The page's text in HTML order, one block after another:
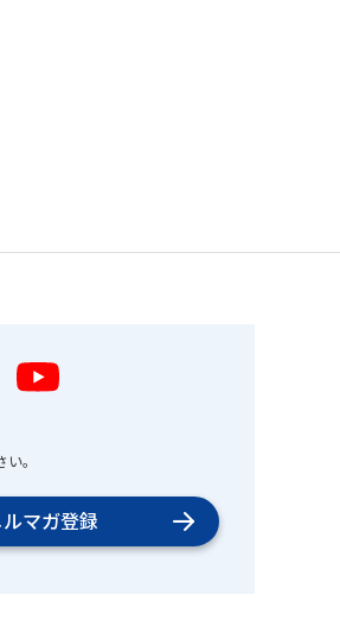
。
ルマガ登録